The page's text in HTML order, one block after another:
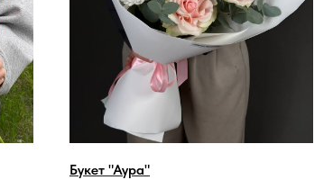
Букет "Аура"